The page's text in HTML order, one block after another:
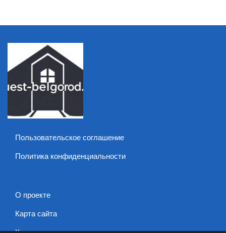
Пользовательское соглашение
Политика конфиденциальности
О проекте
Карта сайта